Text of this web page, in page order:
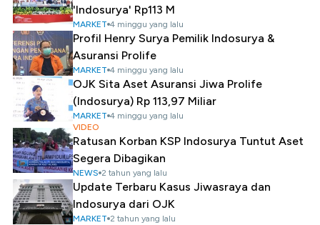
'Indosurya' Rp113 M
MARKET 4 minggu yang lalu
Profil Henry Surya Pemilik Indosurya &
Asuransi Prolife
MARKET 4 minggu yang lalu
OJK Sita Aset Asuransi Jiwa Prolife
(Indosurya) Rp 113,97 Miliar
MARKET 4 minggu yang lalu
VIDEO
Ratusan Korban KSP Indosurya Tuntut Aset
Segera Dibagikan
NEWS 2 tahun yang lalu
Update Terbaru Kasus Jiwasraya dan
Indosurya dari OJK
MARKET 2 tahun yang lalu